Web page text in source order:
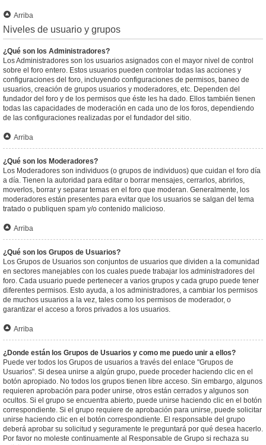
Arriba
Niveles de usuario y grupos
¿Qué son los Administradores?
Los Administradores son los usuarios asignados con el mayor nivel de control
sobre el foro entero. Estos usuarios pueden controlar todas las acciones y
configuraciones del foro, incluyendo configuraciones de permisos, baneo de
usuarios, creación de grupos usuarios y moderadores, etc. Dependen del
fundador del foro y de los permisos que éste les ha dado. Ellos también tienen
todas las capacidades de moderación en cada uno de los foros, dependiendo
de las configuraciones realizadas por el fundador del sitio.
Arriba
¿Qué son los Moderadores?
Los Moderadores son individuos (o grupos de individuos) que cuidan el foro día
a día. Tienen la autoridad para editar o borrar mensajes, cerrarlos, abrirlos,
moverlos, borrar y separar temas en el foro que moderan. Generalmente, los
moderadores están presentes para evitar que los usuarios se salgan del tema
tratado o publiquen spam y/o contenido malicioso.
Arriba
¿Qué son los Grupos de Usuarios?
Los Grupos de Usuarios son conjuntos de usuarios que dividen a la comunidad
en sectores manejables con los cuales puede trabajar los administradores del
foro. Cada usuario puede pertenecer a varios grupos y cada grupo puede tener
diferentes permisos. Esto ayuda, a los administradores, a cambiar los permisos
de muchos usuarios a la vez, tales como los permisos de moderador, o
garantizar el acceso a foros privados a los usuarios.
Arriba
¿Donde están los Grupos de Usuarios y como me puedo unir a ellos?
Puede ver todos los Grupos de usuarios a través del enlace "Grupos de
Usuarios". Si desea unirse a algún grupo, puede proceder haciendo clic en el
botón apropiado. No todos los grupos tienen libre acceso. Sin embargo, algunos
requieren aprobación para poder unirse, otros están cerrados y algunos son
ocultos. Si el grupo se encuentra abierto, puede unirse haciendo clic en el botón
correspondiente. Si el grupo requiere de aprobación para unirse, puede solicitar
unirse haciendo clic en el botón correspondiente. El responsable del grupo
deberá aprobar su solicitud y seguramente le preguntará por qué desea hacerlo.
Por favor no moleste continuamente al Responsable de Grupo si rechaza su